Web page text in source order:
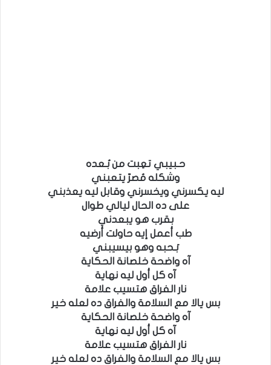
حـبيبي تعِبت من بُـعده
وشكله مُصرّ يتعبني
ليه يكسرني ويخسرني وقابل ليه يعذبني
على ده الحال ليالي طوال
بقرب هو يبعدني
طب أعمل إيه حاولت أرضيه
بَـحبه وهو بيسيبني
آه واضحة خلصانة الحكاية
آه كل أول ليه نهاية
نار الفراق هتسيب علامة
بس يالا مع السلامة والفراق ده لعله خير
آه واضحة خلصانة الحكاية
آه كل أول ليه نهاية
نار الفراق هتسيب علامة
بس يالا مع السلامة والفراق ده لعله خير